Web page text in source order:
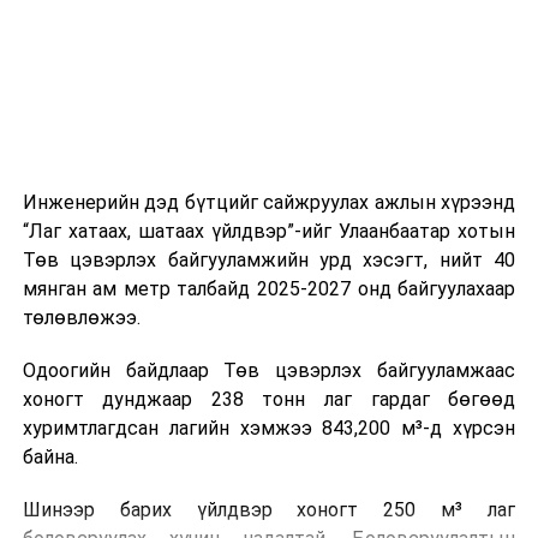
өдөр тутмын ажлын бэлэн байдлыг хангах зэрэг
практик ур чадварыг сургалтын хөтөлбөрт тусгажээ.
Сургалтыг танилцуулах лекц, асуулт-хариулт,
жишээнд суурилсан сургалт, багаар ажиллах дасгал,
танилцах, онцгой нөхцөлд ажиллах дадлага зэрэг
онол, практик хосолсон хэлбэрээр зохион байгуулж
байна.
зохион байгуулах Үндэсний хорооны Ажлын алба,
Инженерийн дэд бүтцийг сайжруулах ажлын хүрээнд
“Лаг хатаах, шатаах үйлдвэр”-ийг Улаанбаатар хотын
Төв цэвэрлэх байгууламжийн урд хэсэгт, нийт 40
мянган ам метр талбайд 2025-2027 онд байгуулахаар
төлөвлөжээ.
Одоогийн байдлаар Төв цэвэрлэх байгууламжаас
хоногт дунджаар 238 тонн лаг гардаг бөгөөд
хуримтлагдсан лагийн хэмжээ 843,200 м³-д хүрсэн
байна.
Шинээр барих үйлдвэр хоногт 250 м³ лаг